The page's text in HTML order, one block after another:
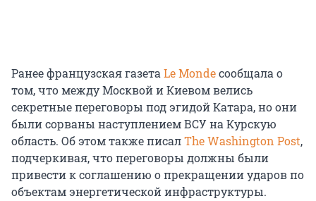
Ранее французская газета Le Mondeсообщала о
том, что между Москвой и Киевом велись
секретные переговоры под эгидой Катара, но они
были сорваны наступлением ВСУ на Курскую
область. Об этом также писалThe Washington Post,
подчеркивая, что переговоры должны были
привести к соглашению о прекращении ударов по
объектам энергетической инфраструктуры.